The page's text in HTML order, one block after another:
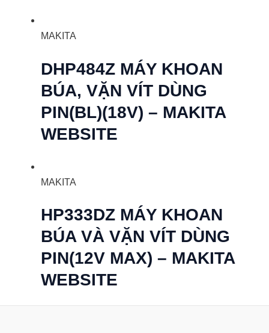
MAKITA
DHP484Z MÁY KHOAN
BÚA, VẶN VÍT DÙNG
PIN(BL)(18V) – MAKITA
WEBSITE
MAKITA
HP333DZ MÁY KHOAN
BÚA VÀ VẶN VÍT DÙNG
PIN(12V MAX) – MAKITA
WEBSITE